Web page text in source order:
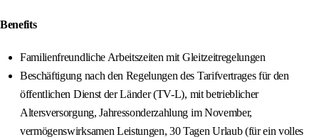
Benefits
Familienfreundliche Arbeitszeiten mit Gleitzeitregelungen
Beschäftigung nach den Regelungen des Tarifvertrages für den
öffentlichen Dienst der Länder (TV-L), mit betrieblicher
Altersversorgung, Jahressonderzahlung im November,
vermögenswirksamen Leistungen, 30 Tagen Urlaub (für ein volles